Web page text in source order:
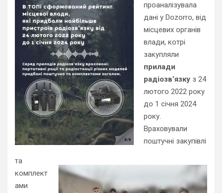
проаналізувала
дані у Dozorrо, від
місцевих органів
влади, котрі
закупляли
прилади
радіозв’язку з 24
лютого 2022 року
до 1 січня 2024
року.
Враховували
поштучні закупівлі
та
комплект
ами